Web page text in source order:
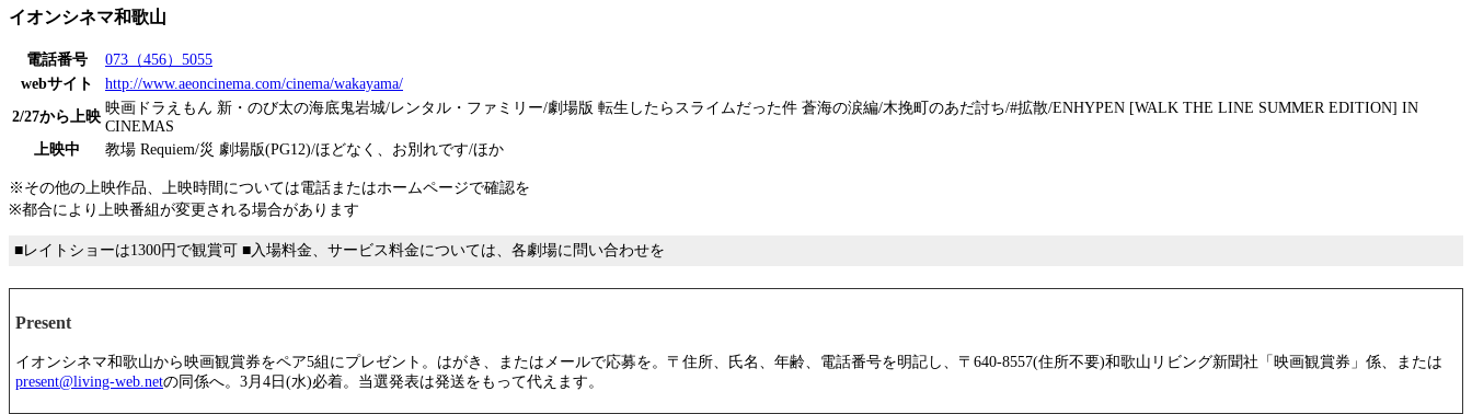
イオンシネマ和歌山
電話番号
073（456）5055
webサイト
http://www.aeoncinema.com/cinema/wakayama/
2/27から上映
映画ドラえもん 新・のび太の海底鬼岩城/レンタル・ファミリー/劇場版 転生したらスライムだった件 蒼海の涙編/木挽町のあだ討ち/#拡散/ENHYPEN [WALK THE LINE SUMMER EDITION] IN
CINEMAS
上映中
教場 Requiem/災 劇場版(PG12)/ほどなく、お別れです/ほか
※その他の上映作品、上映時間については電話またはホームページで確認を
※都合により上映番組が変更される場合があります
■レイトショーは1300円で観賞可 ■入場料金、サービス料金については、各劇場に問い合わせを
Present
イオンシネマ和歌山から映画観賞券をペア5組にプレゼント。はがき、またはメールで応募を。〒住所、氏名、年齢、電話番号を明記し、〒640-8557(住所不要)和歌山リビング新聞社「映画観賞券」係、または
present@living-web.netの同係へ。3月4日(水)必着。当選発表は発送をもって代えます。